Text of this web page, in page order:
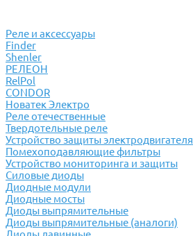
Реле и аксессуары
Finder
Shenler
РЕЛЕОН
RelPol
CONDOR
Новатек Электро
Реле отечественные
Твердотельные реле
Устройство защиты электродвигателя
Помехоподавляющие фильтры
Устройство мониторинга и защиты
Силовые диоды
Диодные модули
Диодные мосты
Диоды выпрямительные
Диоды выпрямительные (аналоги)